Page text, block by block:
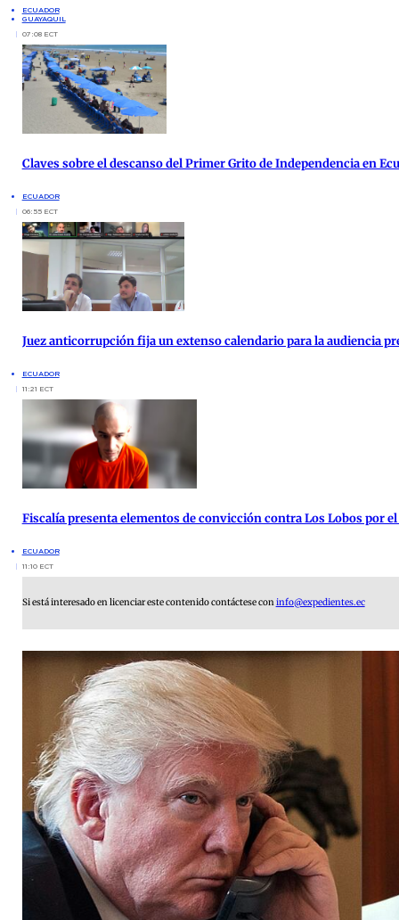
ECUADOR
GUAYAQUIL
07:08 ECT
Claves sobre el descanso del Primer Grito de Independencia en
ECUADOR
06:55 ECT
Juez anticorrupción fija un extenso calendario para la audiencia
ECUADOR
11:21 ECT
Fiscalía presenta elementos de convicción contra Los Lobos por
ECUADOR
11:10 ECT
Si está interesado en licenciar este contenido contáctese coninfo@expedientes.ec